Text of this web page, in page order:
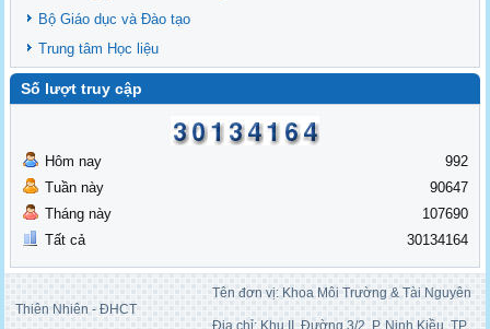
Bộ Giáo dục và Đào tạo
Trung tâm Học liệu
Số lượt truy cập
Hôm nay
Tuần này
Tháng này
Tất cả
992
90647
107690
30134164
Tên đơn vị: Khoa Môi Trường & Tài Nguyên
Thiên Nhiên - ĐHCT
Địa chỉ: Khu II, Đường 3/2, P. Ninh Kiều, TP.